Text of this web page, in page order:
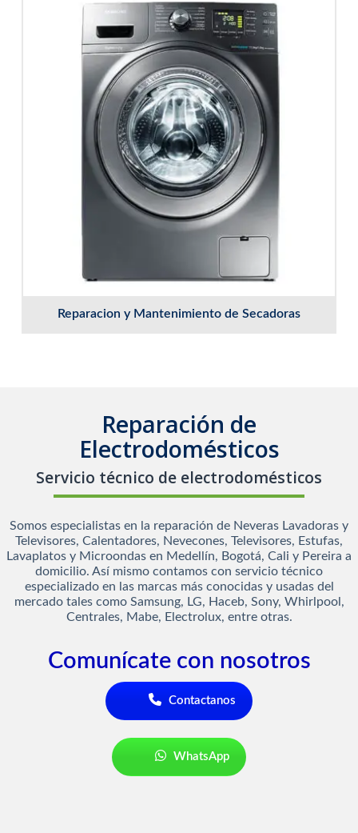
Reparacion y Mantenimiento de Secadoras
Reparación de
Electrodomésticos
Servicio técnico de electrodomésticos
Somos especialistas en la reparación de Neveras Lavadoras y
Televisores, Calentadores, Nevecones, Televisores, Estufas,
Lavaplatos y Microondas en Medellín, Bogotá, Cali y Pereira a
domicilio. Así mismo contamos con servicio técnico
especializado en las marcas más conocidas y usadas del
mercado tales como Samsung, LG, Haceb, Sony, Whirlpool,
Centrales, Mabe, Electrolux, entre otras.
Comunícate con nosotros
Contactanos
WhatsApp